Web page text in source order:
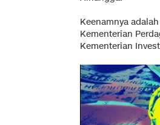
Keenamnya
Kementerian
Kementerian